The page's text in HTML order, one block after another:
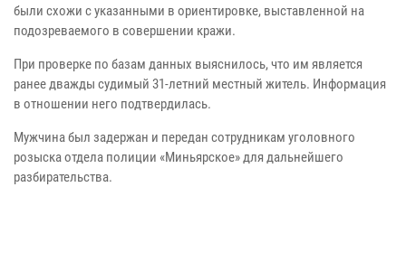
были схожи с указанными в ориентировке, выставленной на
подозреваемого в совершении кражи.
При проверке по базам данных выяснилось, что им является
ранее дважды судимый 31-летний местный житель. Информация
в отношении него подтвердилась.
Мужчина был задержан и передан сотрудникам уголовного
розыска отдела полиции «Миньярское» для дальнейшего
разбирательства.